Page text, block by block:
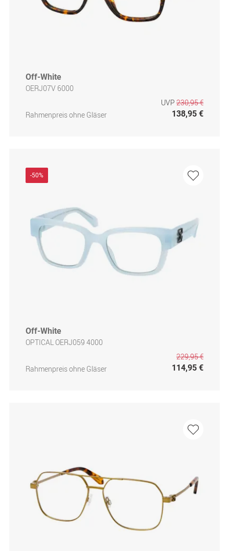
Off-White
OERJ07V 6000
Rahmenpreis ohne Gläser
UVP 230,95 €
138,95 €
-50%
Off-White
OPTICAL OERJ059 4000
Rahmenpreis ohne Gläser
229,95 €
114,95 €